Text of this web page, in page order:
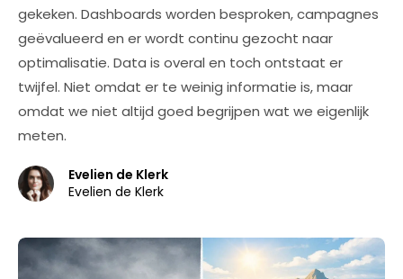
gekeken. Dashboards worden besproken, campagnes
geëvalueerd en er wordt continu gezocht naar
optimalisatie. Data is overal en toch ontstaat er
twijfel. Niet omdat er te weinig informatie is, maar
omdat we niet altijd goed begrijpen wat we eigenlijk
meten.
Evelien de Klerk
Evelien de Klerk